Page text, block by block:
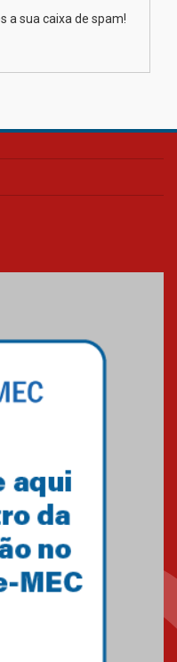
promove parcerias
a sua caixa de spam!